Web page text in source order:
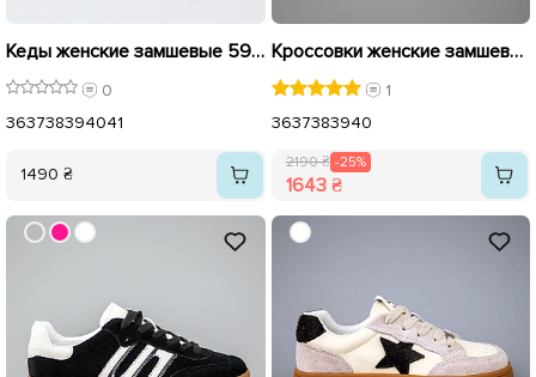
Кеды женские замшевые 594784 Черные
0
363738394041
1490 ₴
Кроссовки женские замшевые 594221 Голубые распродажа
1
3637383940
2190 ₴ -25%
1643 ₴